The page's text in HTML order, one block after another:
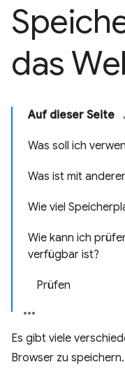
das
Auf dieser Seite
Was soll ich
Was ist mit
Wie viel
Wie kann ich
verfügbar ist?
Prüfen
Es gibt viele
Browser zu